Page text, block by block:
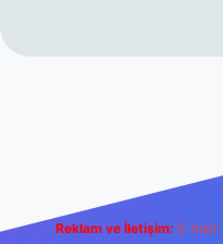
Reklam ve İletişim: E-mail: